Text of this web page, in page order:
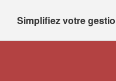
Simplifiez votre